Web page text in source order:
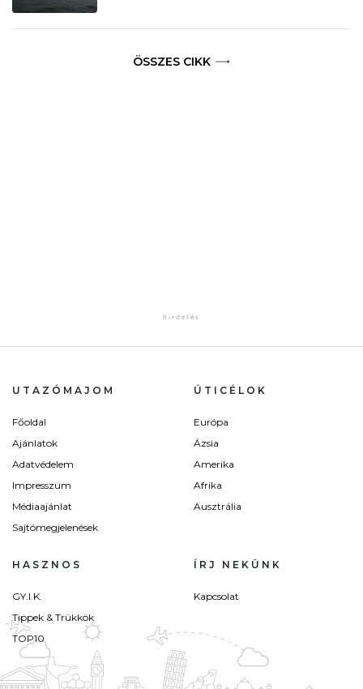
ÖSSZES CIKK
UTAZÓMAJOM
Főoldal
Ajánlatok
Adatvédelem
Impresszum
Médiaajánlat
Sajtómegjelenések
ÚTICÉLOK
Európa
Ázsia
Amerika
Afrika
Ausztrália
HASZNOS
GY.I.K.
Tippek & Trükkök
TOP10
ÍRJ NEKÜNK
Kapcsolat